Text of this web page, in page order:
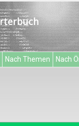
Nach Themen Nach